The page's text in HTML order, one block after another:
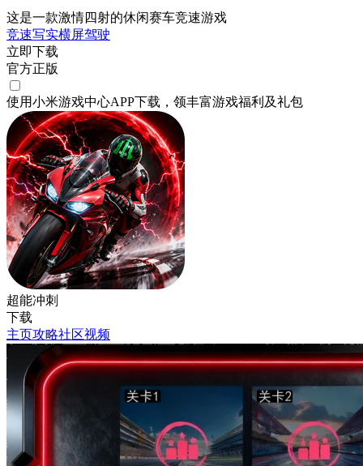
这是一款激情四射的休闲赛车竞速游戏
竞速写实横屏驾驶
立即下载
官方正版
使用小米游戏中心APP下载 ，领丰富游戏福利 及礼包
超能冲刺
下载
主页攻略社区视频